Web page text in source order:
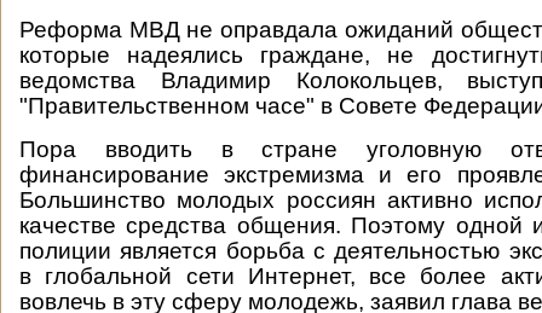
Реформа МВД не оправдала ожиданий
которые надеялись граждане, не
ведомства Владимир Колокольцев,
"Правительственном часе" в Совете
Пора вводить в стране уголовную
финансирование экстремизма и его
Большинство молодых россиян активно
качестве средства общения. Поэтому одной
полиции является борьба с деятельностью
в глобальной сети Интернет, все более
вовлечь в эту сферу молодежь, заявил глава